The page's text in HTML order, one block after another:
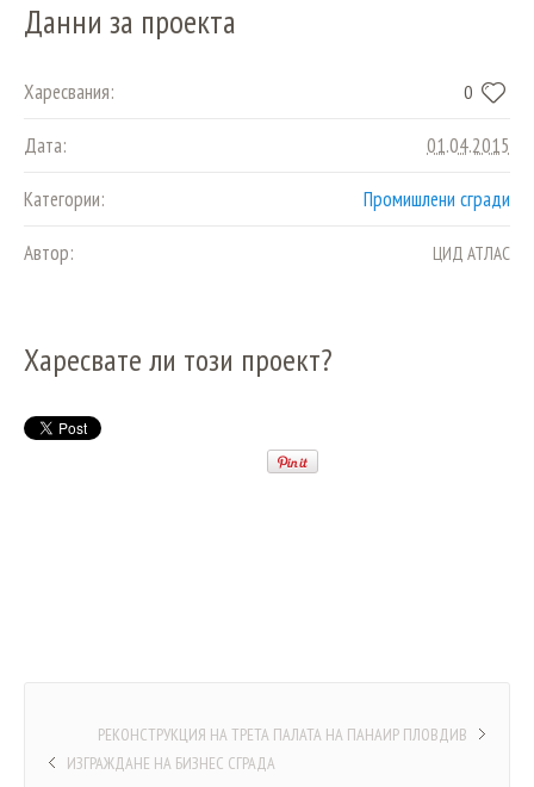
Данни за проекта
Харесвания: 0
Дата: 01.04.2015
Категории: Промишлени сгради
Автор: ЦИД АТЛАС
Харесвате ли този проект?
РЕКОНСТРУКЦИЯ НА ТРЕТА ПАЛАТА НА ПАНАИР ПЛОВДИВ
ИЗГРАЖДАНЕ НА БИЗНЕС СГРАДА